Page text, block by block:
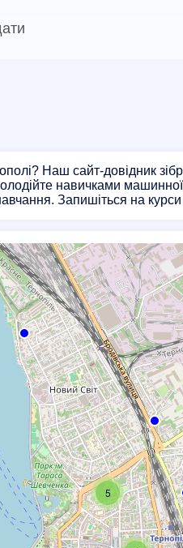
Наш сайт-довідник
навичками
Запишіться на курси
5